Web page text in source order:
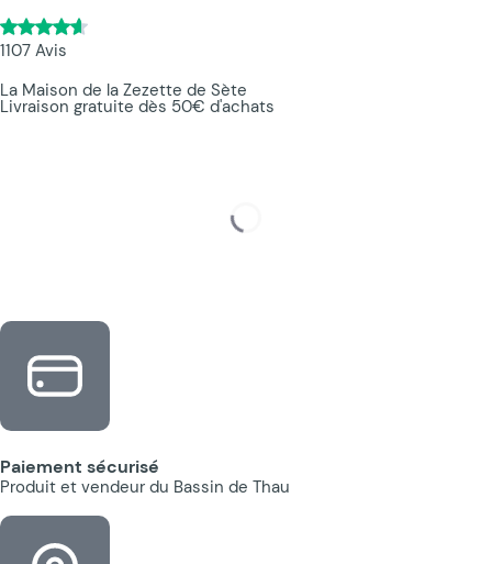
1107 Avis
La Maison de la Zezette de Sète
Livraison gratuite dès 50€ d'achats
Paiement sécurisé
Produit et vendeur du Bassin de Thau